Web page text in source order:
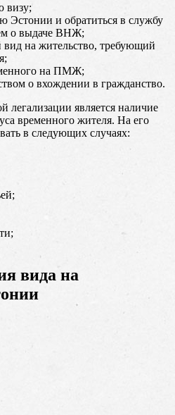
визу;
Эстонии и обратиться в службу
о выдаче ВНЖ;
на жительство, требующий
на ПМЖ;
о вхождении в гражданство.
является наличие
временного жителя. На его
в следующих случаях:
вида на